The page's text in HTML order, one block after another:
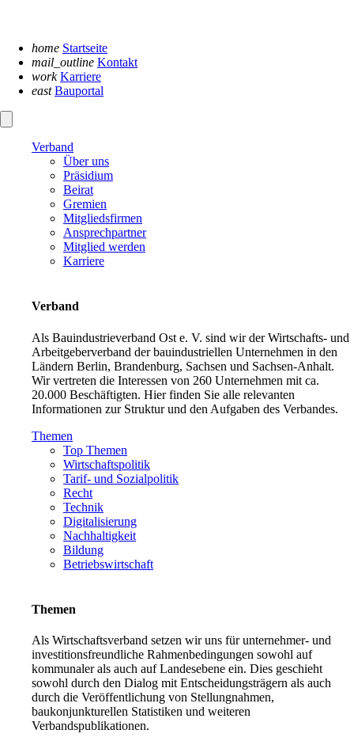
home Startseite
mail_outline Kontakt
work Karriere
east Bauportal
Verband
Über uns
Präsidium
Beirat
Gremien
Mitgliedsfirmen
Ansprechpartner
Mitglied werden
Karriere
Verband
Als Bauindustrieverband Ost e. V. sind wir der Wirtschafts- und
Arbeitgeberverband der bauindustriellen Unternehmen in den
Ländern Berlin, Brandenburg, Sachsen und Sachsen-Anhalt.
Wir vertreten die Interessen von 260 Unternehmen mit ca.
20.000 Beschäftigten. Hier finden Sie alle relevanten
Informationen zur Struktur und den Aufgaben des Verbandes.
Themen
Top Themen
Wirtschaftspolitik
Tarif- und Sozialpolitik
Recht
Technik
Digitalisierung
Nachhaltigkeit
Bildung
Betriebswirtschaft
Themen
Als Wirtschaftsverband setzen wir uns für unternehmer- und
investitionsfreundliche Rahmenbedingungen sowohl auf
kommunaler als auch auf Landesebene ein. Dies geschieht
sowohl durch den Dialog mit Entscheidungsträgern als auch
durch die Veröffentlichung von Stellungnahmen,
baukonjunkturellen Statistiken und weiteren
Verbandspublikationen.